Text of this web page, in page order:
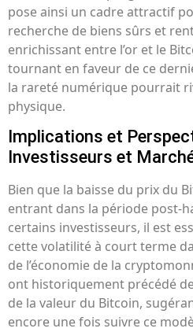
pose ainsi un cadre attractif
recherche de biens sûrs et
enrichissant entre l’or et le
tournant en faveur de ce
la rareté numérique pourrait
physique.
Implications et
Investisseurs et
Bien que la baisse du prix du
entrant dans la période post-
certains investisseurs, il est
cette volatilité à court terme
de l’économie de la
ont historiquement précédé
de la valeur du Bitcoin,
encore une fois suivre ce